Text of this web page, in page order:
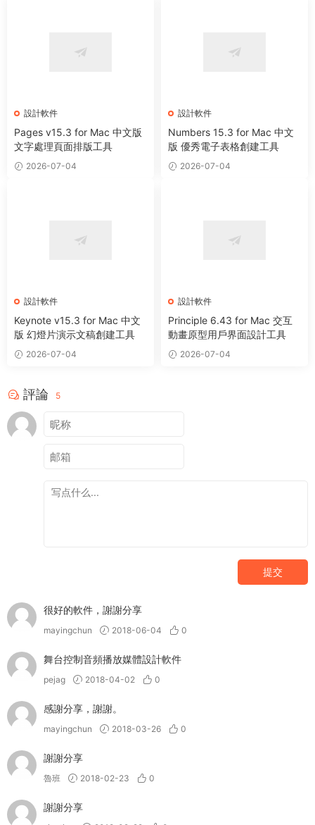
設計軟件
Pages v15.3 for Mac 中文版
文字處理頁面排版工具
2026-07-04
設計軟件
Numbers 15.3 for Mac 中文
版 優秀電子表格創建工具
2026-07-04
設計軟件
Keynote v15.3 for Mac 中文
版 幻燈片演示文稿創建工具
2026-07-04
設計軟件
Principle 6.43 for Mac 交互
動畫原型用戶界面設計工具
2026-07-04
評論 5
提交
很好的軟件，謝謝分享
mayingchun 2018-06-04 0
舞台控制音頻播放媒體設計軟件
pejag 2018-04-02 0
感謝分享，謝謝。
mayingchun 2018-03-26 0
謝謝分享
魯班 2018-02-23 0
謝謝分享